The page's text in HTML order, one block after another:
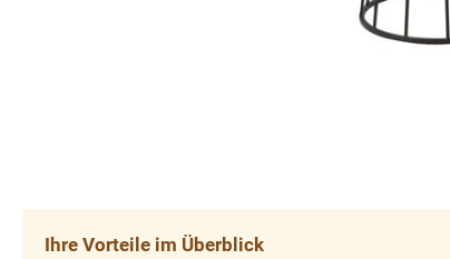
Ihre Vorteile im Überblick